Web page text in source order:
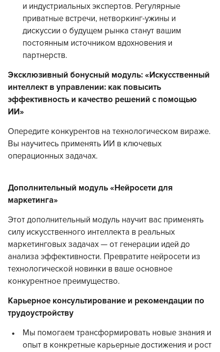
и индустриальных экспертов. Регулярные
приватные встречи, нетворкинг-ужины и
дискуссии о будущем рынка станут вашим
постоянным источником вдохновения и
партнерств.
Эксклюзивный бонусный модуль: «Искусственный
интеллект в управлении: как повысить
эффективность и качество решений с помощью
ИИ»
Опередите конкурентов на технологическом вираже.
Вы научитесь применять ИИ в ключевых
операционных задачах.
Дополнительный модуль «Нейросети для
маркетинга»
Этот дополнительный модуль научит вас применять
силу искусственного интеллекта в реальных
маркетинговых задачах — от генерации идей до
анализа эффективности. Превратите нейросети из
технологической новинки в ваше основное
конкурентное преимущество.
Карьерное консультирование и рекомендации по
трудоустройству
Мы помогаем трансформировать новые знания и
опыт в конкретные карьерные достижения и рост